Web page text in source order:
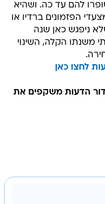
להם עד כה. ושהיא
הפזמונים ברדיו או
ניפגש כאן שנה
משנתו הקלה, השינוי
לחצו כאן
הדעות משקפים את